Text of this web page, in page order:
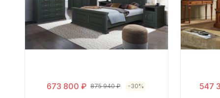
673 800 ₽ 875 940 ₽ -30% 547